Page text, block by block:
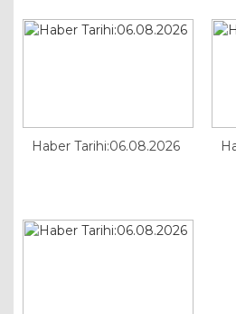
Haber Tarihi:06.08.2026